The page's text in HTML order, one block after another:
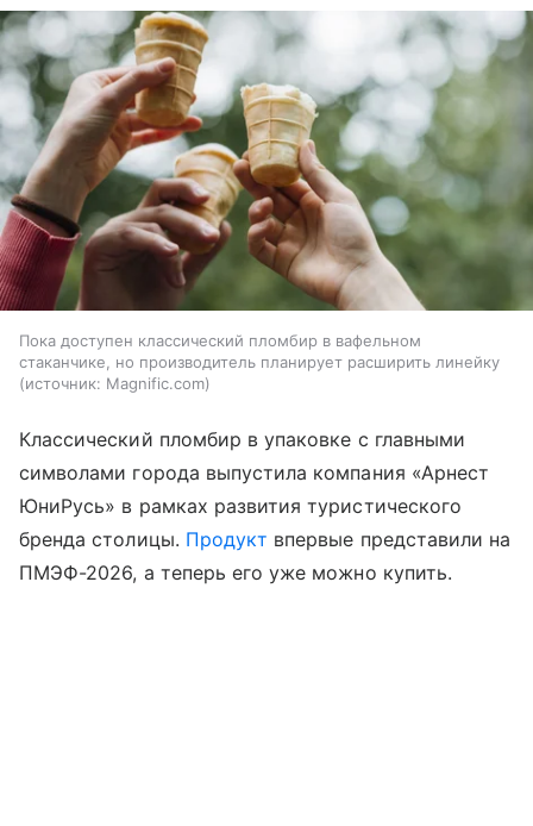
Пока доступен классический пломбир в вафельном
стаканчике, но производитель планирует расширить линейку
источник: Magnific.com
Классический пломбир в упаковке с главными
символами города выпустила компания «Арнест
ЮниРусь» в рамках развития туристического
бренда столицы. Продукт впервые представили на
ПМЭФ-2026, а теперь его уже можно купить.